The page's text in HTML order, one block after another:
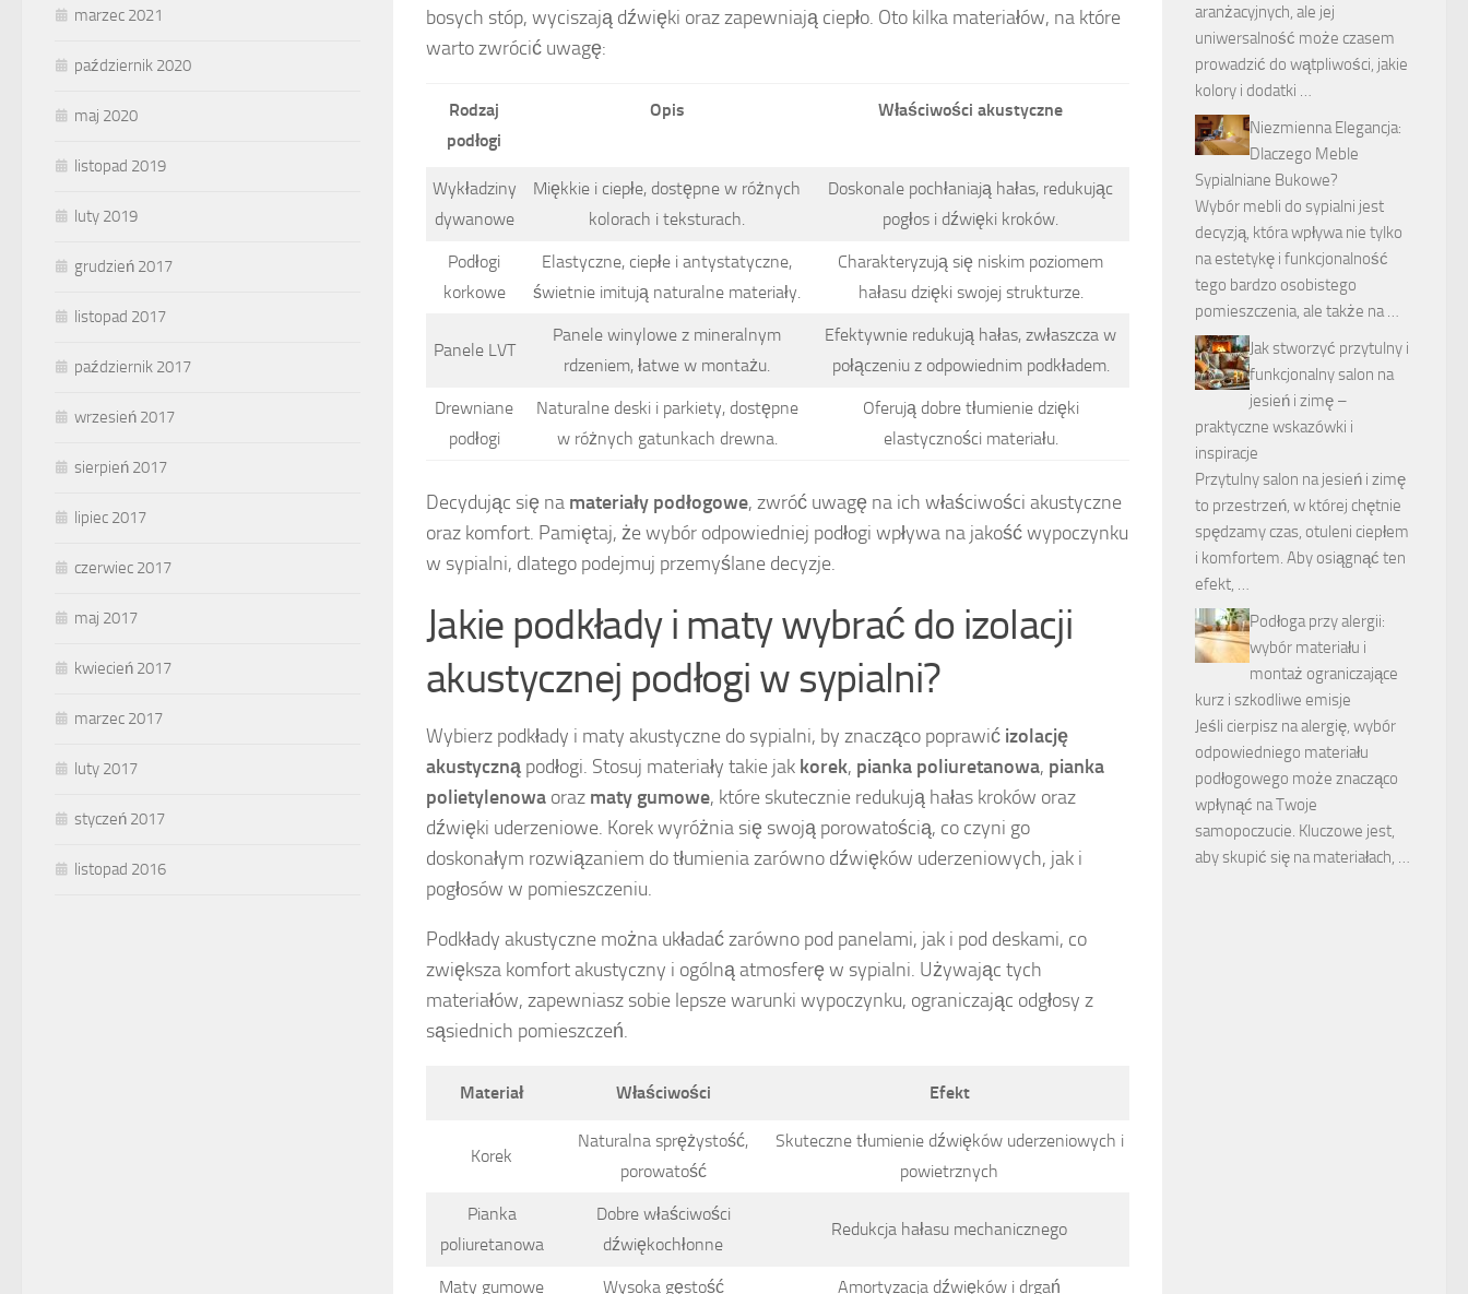
bosych stóp, wyciszają dźwięki oraz zapewniają ciepło. Oto kilka materiałów, na które
warto zwrócić uwagę:
Rodzaj
podłogi
Opis Właściwości akustyczne
Wykładziny
dywanowe
Miękkie i ciepłe, dostępne w różnych
kolorach i teksturach.
Doskonale pochłaniają hałas, redukując
pogłos i dźwięki kroków.
Podłogi
korkowe
Elastyczne, ciepłe i antystatyczne,
świetnie imitują naturalne materiały.
Charakteryzują się niskim poziomem
hałasu dzięki swojej strukturze.
Panele LVT
Panele winylowe z mineralnym
rdzeniem, łatwe w montażu.
Efektywnie redukują hałas, zwłaszcza w
połączeniu z odpowiednim podkładem.
Drewniane
podłogi
Naturalne deski i parkiety, dostępne
w różnych gatunkach drewna.
Oferują dobre tłumienie dzięki
elastyczności materiału.
Decydując się na materiały podłogowe, zwróć uwagę na ich właściwości akustyczne
oraz komfort. Pamiętaj, że wybór odpowiedniej podłogi wpływa na jakość wypoczynku
w sypialni, dlatego podejmuj przemyślane decyzje.
Jakie podkłady i maty wybrać do izolacji
akustycznej podłogi w sypialni?
Wybierz podkłady i maty akustyczne do sypialni, by znacząco poprawić izolację
akustyczną podłogi. Stosuj materiały takie jak korek, pianka poliuretanowa, pianka
polietylenowa oraz maty gumowe, które skutecznie redukują hałas kroków oraz
dźwięki uderzeniowe. Korek wyróżnia się swoją porowatością, co czyni go
doskonałym rozwiązaniem do tłumienia zarówno dźwięków uderzeniowych, jak i
pogłosów w pomieszczeniu.
Podkłady akustyczne można układać zarówno pod panelami, jak i pod deskami, co
zwiększa komfort akustyczny i ogólną atmosferę w sypialni. Używając tych
materiałów, zapewniasz sobie lepsze warunki wypoczynku, ograniczając odgłosy z
sąsiednich pomieszczeń.
Materiał Właściwości Efekt
Korek
Naturalna sprężystość,
porowatość
Skuteczne tłumienie dźwięków uderzeniowych i
powietrznych
Pianka
poliuretanowa
Dobre właściwości
dźwiękochłonne
Redukcja hałasu mechanicznego
Maty gumowe Wysoka gęstość Amortyzacja dźwięków i drgań
marzec 2021
październik 2020
maj 2020
listopad 2019
luty 2019
grudzień 2017
listopad 2017
październik 2017
wrzesień 2017
sierpień 2017
lipiec 2017
czerwiec 2017
maj 2017
kwiecień 2017
marzec 2017
luty 2017
styczeń 2017
listopad 2016
aranżacyjnych, ale jej
uniwersalność może czasem
prowadzić do wątpliwości, jakie
kolory i dodatki …
Niezmienna Elegancja:
Dlaczego Meble
Sypialniane Bukowe?
Wybór mebli do sypialni jest
decyzją, która wpływa nie tylko
na estetykę i funkcjonalność
tego bardzo osobistego
pomieszczenia, ale także na …
Jak stworzyć przytulny i
funkcjonalny salon na
jesień i zimę –
praktyczne wskazówki i
inspiracje
Przytulny salon na jesień i zimę
to przestrzeń, w której chętnie
spędzamy czas, otuleni ciepłem
i komfortem. Aby osiągnąć ten
efekt, …
Podłoga przy alergii:
wybór materiału i
montaż ograniczające
kurz i szkodliwe emisje
Jeśli cierpisz na alergię, wybór
odpowiedniego materiału
podłogowego może znacząco
wpłynąć na Twoje
samopoczucie. Kluczowe jest,
aby skupić się na materiałach, …